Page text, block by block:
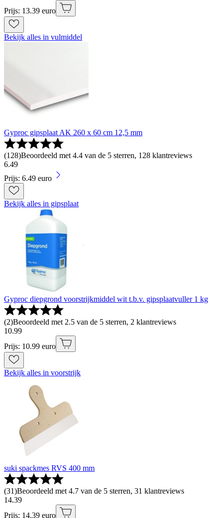
Prijs: 13.39 euro
Bekijk alles in vulmiddel
Gyproc gipsplaat AK 260 x 60 cm 12,5 mm
(128)Beoordeeld met 4.4 van de 5 sterren, 128 klantreviews
6.49
Prijs: 6.49 euro
Bekijk alles in gipsplaat
Gyproc diepgrond voorstrijkmiddel wit t.b.v. gipsplaatvuller 1 kg
(2)Beoordeeld met 2.5 van de 5 sterren, 2 klantreviews
10.99
Prijs: 10.99 euro
Bekijk alles in voorstrijk
suki spackmes RVS 400 mm
(31)Beoordeeld met 4.7 van de 5 sterren, 31 klantreviews
14.39
Prijs: 14.39 euro